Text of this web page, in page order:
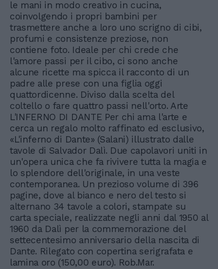
le mani in modo creativo in cucina,
coinvolgendo i propri bambini per
trasmettere anche a loro uno scrigno di cibi,
profumi e consistenze preziose, non
contiene foto. Ideale per chi crede che
l'amore passi per il cibo, ci sono anche
alcune ricette ma spicca il racconto di un
padre alle prese con una figlia oggi
quattordicenne. Diviso dalla scelta del
coltello o fare quattro passi nell'orto. Arte
L'INFERNO DI DANTE Per chi ama l'arte e
cerca un regalo molto raffinato ed esclusivo,
«L'inferno di Dante» (Salani) illustrato dalle
tavole di Salvador Dalì. Due capolavori uniti in
un'opera unica che fa rivivere tutta la magia e
lo splendore dell'originale, in una veste
contemporanea. Un prezioso volume di 396
pagine, dove al bianco e nero del testo si
alternano 34 tavole a colori, stampate su
carta speciale, realizzate negli anni dal 1950 al
1960 da Dalì per la commemorazione del
settecentesimo anniversario della nascita di
Dante. Rilegato con copertina serigrafata e
lamina oro (150,00 euro). Rob.Mar.